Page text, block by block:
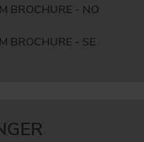
BROCHURE - NO
BROCHURE - SE